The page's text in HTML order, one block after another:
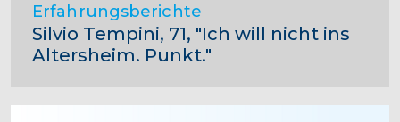
Erfahrungsberichte
Silvio Tempini, 71, "Ich will nicht ins
Altersheim. Punkt."